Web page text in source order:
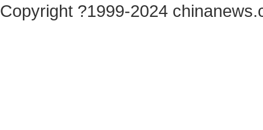
Copyright ?1999-2024